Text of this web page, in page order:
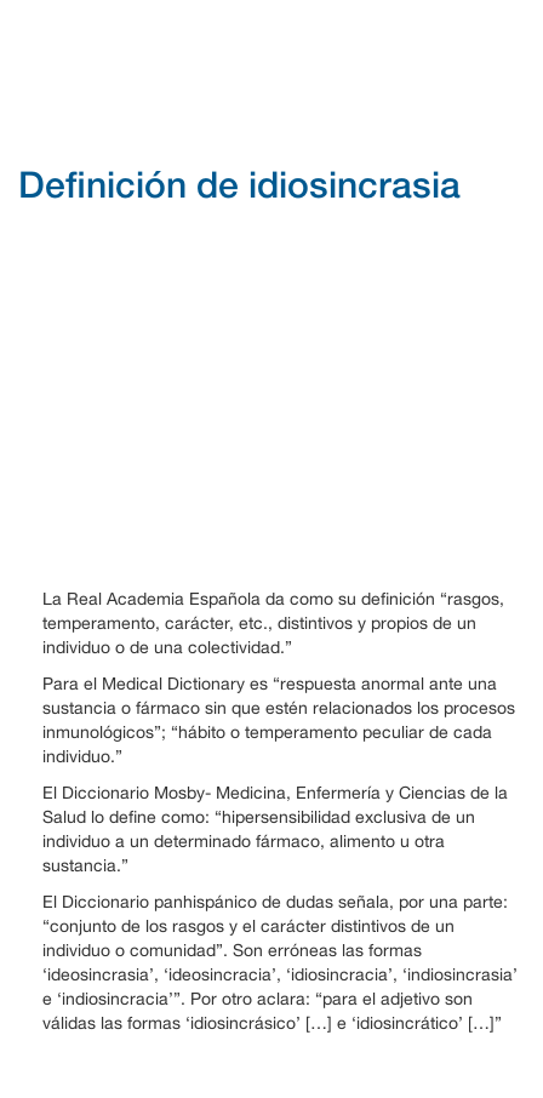
Definición de idiosincrasia
La Real Academia Española da como su definición “rasgos,
temperamento, carácter, etc., distintivos y propios de un
individuo o de una colectividad.”
Para el Medical Dictionary es “respuesta anormal ante una
sustancia o fármaco sin que estén relacionados los procesos
inmunológicos”; “hábito o temperamento peculiar de cada
individuo.”
El Diccionario Mosby- Medicina, Enfermería y Ciencias de la
Salud lo define como: “hipersensibilidad exclusiva de un
individuo a un determinado fármaco, alimento u otra
sustancia.”
El Diccionario panhispánico de dudas señala, por una parte:
“conjunto de los rasgos y el carácter distintivos de un
individuo o comunidad”. Son erróneas las formas
‘ideosincrasia’, ‘ideosincracia’, ‘idiosincracia’, ‘indiosincrasia’
e ‘indiosincracia’”. Por otro aclara: “para el adjetivo son
válidas las formas ‘idiosincrásico’ […] e ‘idiosincrático’ […]”